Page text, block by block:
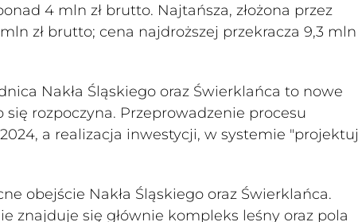
4 mln zł brutto. Najtańsza, złożona przez
zł brutto; cena najdroższej przekracza 9,3 mln
Nakła Śląskiego oraz Świerklańca to nowe
rozpoczyna. Przeprowadzenie procesu
a realizacja inwestycji, w systemie "projektuj
obejście Nakła Śląskiego oraz Świerklańca.
znajduje się głównie kompleks leśny oraz pola